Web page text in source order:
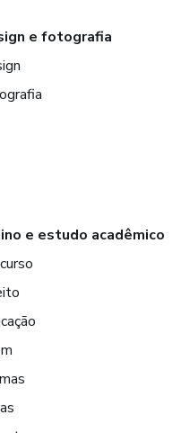
e fotografia
e estudo acadêmico